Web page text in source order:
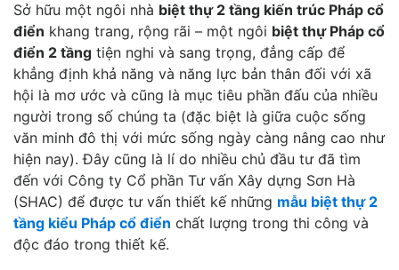
Sở hữu một ngôi nhà biệt thự 2 tầng kiến trúc Pháp cổ
điển khang trang, rộng rãi – một ngôi biệt thự Pháp cổ
điển 2 tầng tiện nghi và sang trọng, đẳng cấp để
khẳng định khả năng và năng lực bản thân đối với xã
hội là mơ ước và cũng là mục tiêu phần đấu của nhiều
người trong số chúng ta (đặc biệt là giữa cuộc sống
văn minh đô thị với mức sống ngày càng nâng cao như
hiện nay). Đây cũng là lí do nhiều chủ đầu tư đã tìm
đến với Công ty Cổ phần Tư vấn Xây dựng Sơn Hà
(SHAC) để được tư vấn thiết kế những mẫu biệt thự 2
tầng kiểu Pháp cổ điển chất lượng trong thi công và
độc đáo trong thiết kế.